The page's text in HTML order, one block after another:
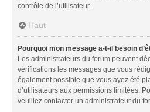
contrôle de l’utilisateur.
Haut
Pourquoi mon message a-t-il besoin
Les administrateurs du forum peuvent
vérifications les messages que vous
également possible que vous ayez été
d’utilisateurs aux permissions limitées.
veuillez contacter un administrateur du